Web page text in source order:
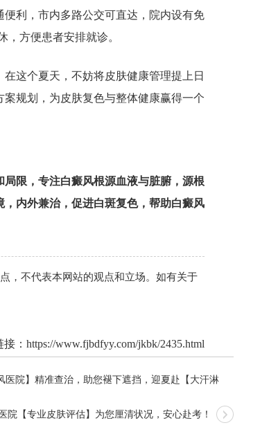
利，市内多路公交可直达，院内设有免
，方便患者安排就诊。
这个夏天，不妨将皮肤健康管理提上日
规划，为皮肤复色与整体健康赢得一个
限，专注白癜风根源血液与脏腑，源根
内外兼治，促进白斑复色，帮助白癜风
，不代表本网站的观点和立场。如有关于
： https://www.fjbdfyy.com/jkbk/2435.html
医院】精准查治，助您褪下遮挡，迎夏赴【大汗淋
院【专业皮肤评估】为您厘清状况，安心赴考！